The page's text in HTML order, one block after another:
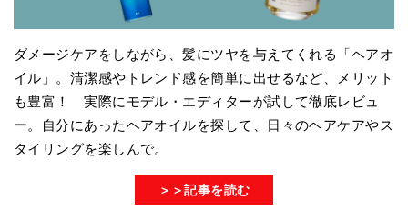
ダメージケアをしながら、髪にツヤを与えてくれる「ヘアオ
イル」。清潔感やトレンド感を簡単に出せるなど、メリット
も豊富！ 実際にモデル・エディターが試して徹底レビュ
ー。自分にあったヘアオイルを探して、日々のヘアケアやス
タイリングを楽しんで。
＞＞記事を読む